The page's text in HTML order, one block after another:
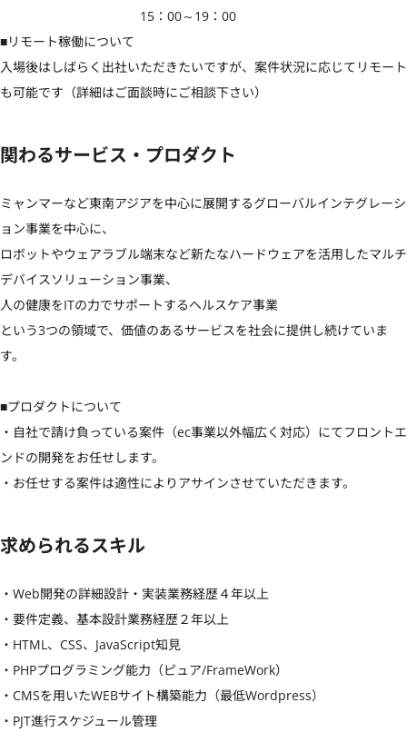
15：00～19：00
■リモート稼働について
入場後はしばらく出社いただきたいですが、案件状況に応じてリモート
も可能です（詳細はご面談時にご相談下さい）
関わるサービス・プロダクト
ミャンマーなど東南アジアを中心に展開するグローバルインテグレーシ
ョン事業を中心に、
ロボットやウェアラブル端末など新たなハードウェアを活用したマルチ
デバイスソリューション事業、
人の健康をITの力でサポートするヘルスケア事業
という3つの領域で、価値のあるサービスを社会に提供し続けていま
す。
■プロダクトについて
・自社で請け負っている案件（ec事業以外幅広く対応）にてフロントエ
ンドの開発をお任せします。
・お任せする案件は適性によりアサインさせていただきます。
求められるスキル
・Web開発の詳細設計・実装業務経歴４年以上
・要件定義、基本設計業務経歴２年以上
・HTML、CSS、JavaScript知見
・PHPプログラミング能力（ピュア/FrameWork）
・CMSを用いたWEBサイト構築能力（最低Wordpress）
・PJT進行スケジュール管理